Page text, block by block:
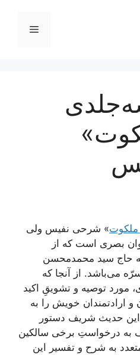
فهرست
ملکوت» شرحی نفیس ولی
بصری است که از
حاج سید محمدمحسن
می‌باشد. از آنجا که
مورد توصیه و تشویقِ اکید
و ارادتمندان خویش را به
این حدیث شریف دستور
به درخواستِ برخی سالکین
به شرح و تفسیر این